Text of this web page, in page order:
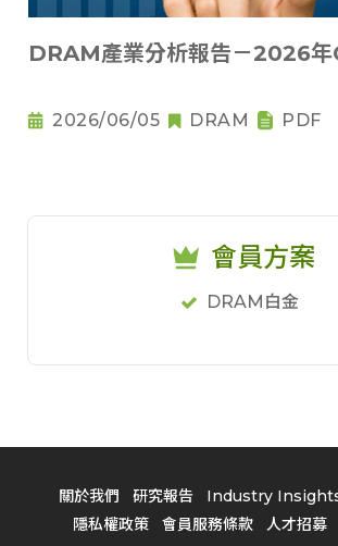
DRAM產業分析報告－2026
2026/06/05 DRAM PDF
會員方案
DRAM白金
關於我們 研究報告 Industry
隱私權政策
會員服務條款 人才招募